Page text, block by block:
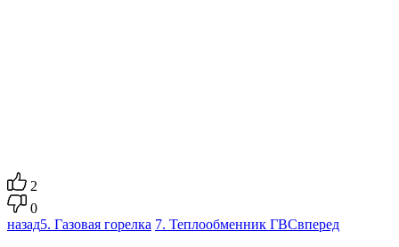
2
0
назад5. Газовая горелка 7. Теплообменник ГВСвперед